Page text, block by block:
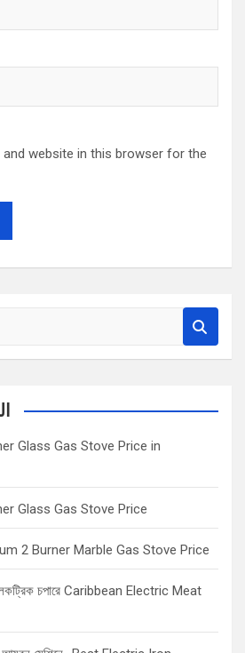
and website in this browser for the
Glass Gas Stove Price in
Glass Gas Stove Price
2 Burner Marble Gas Stove Price
চপারে Caribbean Electric Meat